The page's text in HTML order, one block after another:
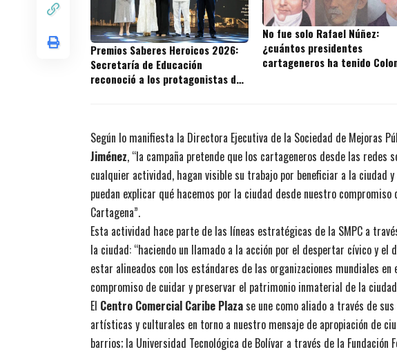
Premios Saberes Heroicos 2026:
Secretaría de Educación
reconoció a los protagonistas de
No fue solo Rafael Núñez:
¿cuántos presidentes
cartageneros ha tenido
Según lo manifiesta la Directora Ejecutiva de la Sociedad de Mejoras
Jiménez, “la campaña pretende que los cartageneros desde las redes
cualquier actividad, hagan visible su trabajo por beneficiar a la ciudad
puedan explicar qué hacemos por la ciudad desde nuestro
Cartagena”.
Esta actividad hace parte de las líneas estratégicas de la SMPC a
la ciudad: “haciendo un llamado a la acción por el despertar cívico y
estar alineados con los estándares de las organizaciones mundiales
compromiso de cuidar y preservar el patrimonio inmaterial de la
El Centro Comercial Caribe Plazase une como aliado a través de
artísticas y culturales en torno a nuestro mensaje de apropiación de
barrios; la Universidad Tecnológica de Bolívar a través de la